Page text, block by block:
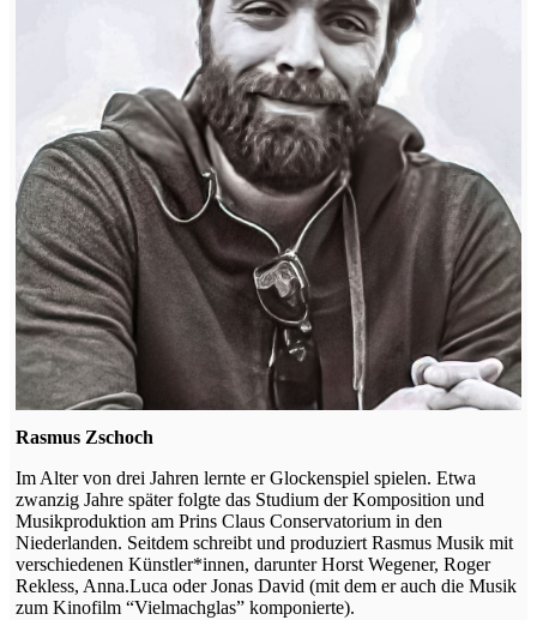
Rasmus Zschoch
Im Alter von drei Jahren lernte er Glockenspiel spielen. Etwa
zwanzig Jahre später folgte das Studium der Komposition und
Musikproduktion am Prins Claus Conservatorium in den
Niederlanden. Seitdem schreibt und produziert Rasmus Musik mit
verschiedenen Künstler*innen, darunter Horst Wegener, Roger
Rekless, Anna.Luca oder Jonas David (mit dem er auch die Musik
zum Kinofilm “Vielmachglas” komponierte).